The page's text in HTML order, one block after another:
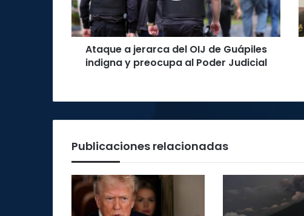
Guápiles
indigna
y
preocupa
Ataque a jerarca del OIJ de Guápiles
indigna y preocupa al Poder Judicial
Publicaciones relacionadas